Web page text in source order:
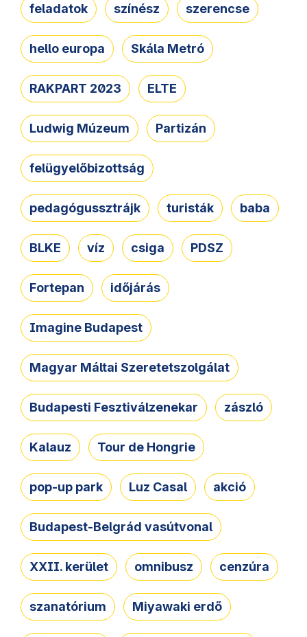
feladatok színész szerencse
hello europa Skála Metró
RAKPART 2023 ELTE
Ludwig Múzeum Partizán
felügyelőbizottság
pedagógussztrájk turisták baba
BLKE víz csiga PDSZ
Fortepan időjárás
Imagine Budapest
Magyar Máltai Szeretetszolgálat
Budapesti Fesztiválzenekar zászló
Kalauz Tour de Hongrie
pop-up park Luz Casal akció
Budapest-Belgrád vasútvonal
XXII. kerület omnibusz cenzúra
szanatórium Miyawaki erdő